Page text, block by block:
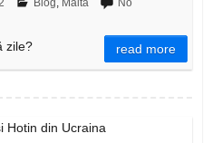
zile? read more
Hotin din Ucraina